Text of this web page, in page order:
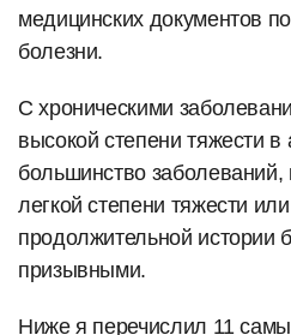
медицинских документов
болезни.
С хроническими
высокой степени тяжести
большинство заболеваний,
легкой степени тяжести
продолжительной истории
призывными.
Ниже я перечислил 11